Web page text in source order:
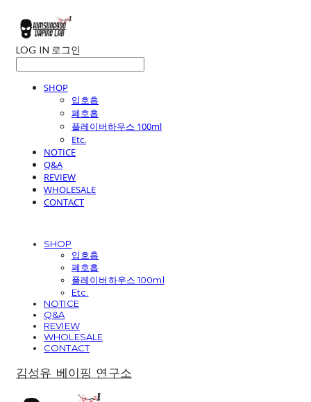
LOG IN 로그인
SHOP
입호흡
폐호흡
플레이버하우스 100ml
Etc.
NOTICE
Q&A
REVIEW
WHOLESALE
CONTACT
SHOP
입호흡
폐호흡
플레이버하우스 100ml
Etc.
NOTICE
Q&A
REVIEW
WHOLESALE
CONTACT
김성유 베이핑 연구소